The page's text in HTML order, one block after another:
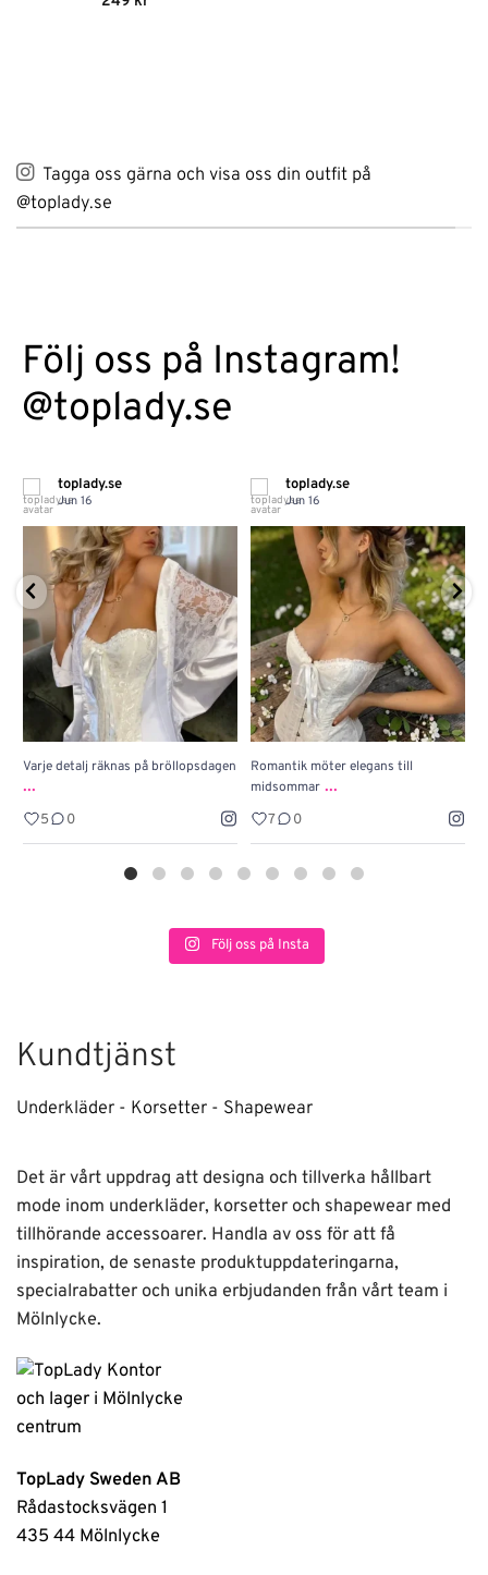
Tagga oss gärna och visa oss din outfit på
@toplady.se
Följ oss på Instagram!
@toplady.se
toplady.se
Jun 16
Varje detalj räknas på bröllopsdagen
...
5 0
toplady.se
Jun 16
Romantik möter elegans till
midsommar ...
7 0
Följ oss på Insta
Kundtjänst
Underkläder - Korsetter - Shapewear
Det är vårt uppdrag att designa och tillverka hållbart
mode inom underkläder, korsetter och shapewear med
tillhörande accessoarer. Handla av oss för att få
inspiration, de senaste produktuppdateringarna,
specialrabatter och unika erbjudanden från vårt team i
Mölnlycke.
TopLady Sweden AB
Rådastocksvägen 1
435 44 Mölnlycke